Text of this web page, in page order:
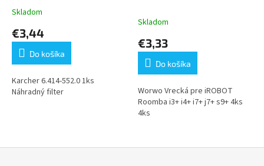
552.0 1ks
Priemerné
produktu
3,8
5
hviezdičiek.
Skladom
€3,44
Do košíka
Karcher 6.414-552.0 1ks
Náhradný filter
Skladom
€3,33
Do košíka
Worwo Vrecká pre iROBOT
Roomba i3+ i4+ i7+ j7+ s9+ 4ks
4ks